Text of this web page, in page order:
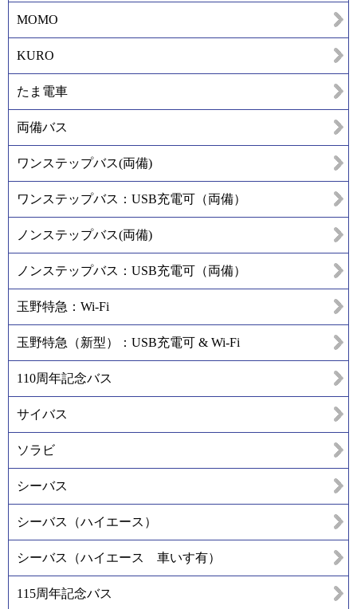
MOMO
KURO
たま電車
両備バス
ワンステップバス(両備)
ワンステップバス：USB充電可（両備）
ノンステップバス(両備)
ノンステップバス：USB充電可（両備）
玉野特急：Wi-Fi
玉野特急（新型）：USB充電可 & Wi-Fi
110周年記念バス
サイバス
ソラビ
シーバス
シーバス（ハイエース）
シーバス（ハイエース 車いす有）
115周年記念バス